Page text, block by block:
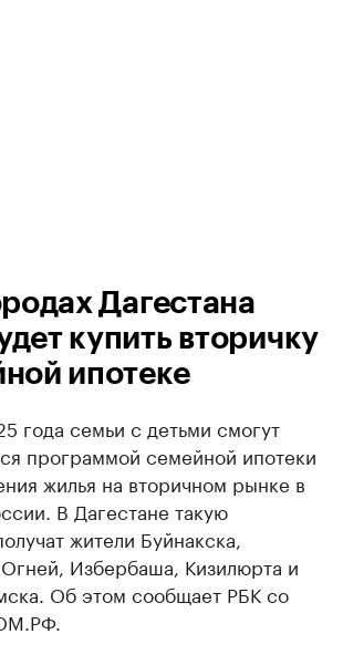
Дагестана
купить вторичку
ипотеке
года семьи с детьми смогут
программой семейной ипотеки
жилья на вторичном рынке в
В Дагестане такую
жители Буйнакска,
Огней, Избербаша, Кизилюрта и
Об этом сообщает РБК со